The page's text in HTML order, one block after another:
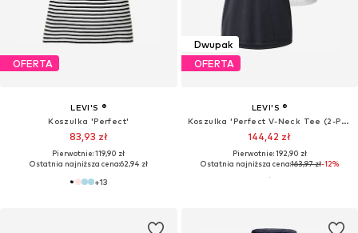
OFERTA
LEVI'S ®
Koszulka 'Perfect'
83,93 zł
Pierwotnie: 119,90 zł
Ostatnia najniższa cena:62,94 zł
+13
Dwupak
OFERTA
LEVI'S ®
Koszulka 'Perfect V-Neck Tee (2-Pack)'
144,42 zł
Pierwotnie: 192,90 zł
Ostatnia najniższa cena:163,97 zł-12%